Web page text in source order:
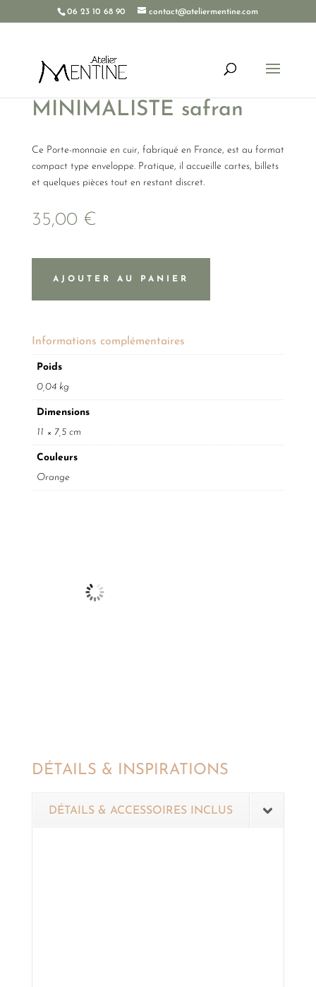
06 23 10 68 90 contact@ateliermentine.com
Porte-monnaie Le
MINIMALISTE safran
Ce Porte-monnaie en cuir, fabriqué en France, est au format
compact type enveloppe. Pratique, il accueille cartes, billets
et quelques pièces tout en restant discret.
35,00 €
AJOUTER AU PANIER
Informations complémentaires
Poids
0,04 kg
Dimensions
11 × 7,5 cm
Couleurs
Orange
DÉTAILS & INSPIRATIONS
DÉTAILS & ACCESSOIRES INCLUS